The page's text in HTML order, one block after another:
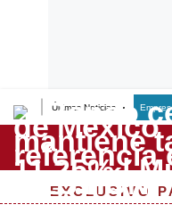
Últimas Noticias
Lo último
Peru Quiosco
EXCLUSIVO